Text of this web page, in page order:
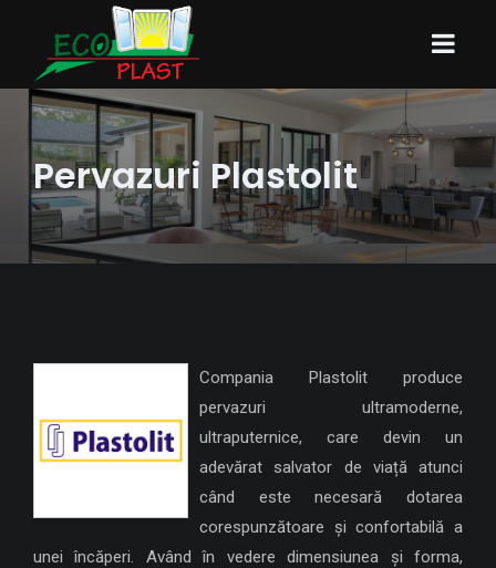
Pervazuri Plastolit
Compania Plastolit produce
pervazuri ultramoderne,
ultraputernice, care devin un
adevărat salvator de viață atunci
când este necesară dotarea
corespunzătoare și confortabilă a
unei încăperi. Având în vedere dimensiunea și forma,